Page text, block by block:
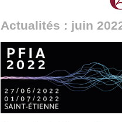
Actualités : juin